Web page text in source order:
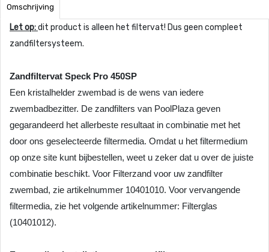
Omschrijving
Let op:dit product is alleen het filtervat! Dus geen compleet
zandfiltersysteem.
Zandfiltervat Speck Pro 450SP
Een kristalhelder zwembad is de wens van iedere
zwembadbezitter. De zandfilters van PoolPlaza geven
gegarandeerd het allerbeste resultaat in combinatie met het
door ons geselecteerde filtermedia. Omdat u het filtermedium
op onze site kunt bijbestellen, weet u zeker dat u over de juiste
combinatie beschikt. Voor Filterzand voor uw zandfilter
zwembad, zie artikelnummer 10401010. Voor vervangende
filtermedia, zie het volgende artikelnummer: Filterglas
(10401012).